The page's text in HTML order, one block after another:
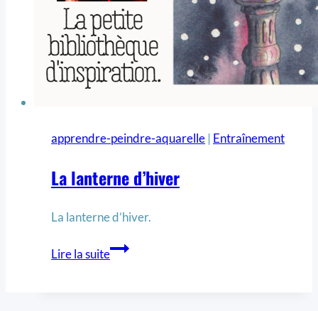
apprendre-peindre-aquarelle | Entraînement
La lanterne d’hiver
La lanterne d’hiver.
Lire la suite